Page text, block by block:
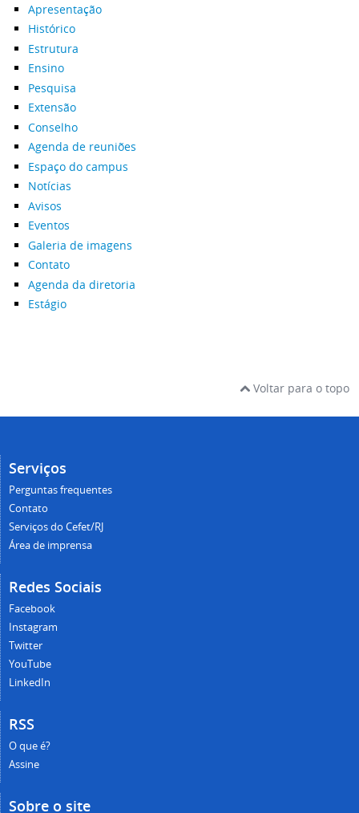
Apresentação
Histórico
Estrutura
Ensino
Pesquisa
Extensão
Conselho
Agenda de reuniões
Espaço do campus
Notícias
Avisos
Eventos
Galeria de imagens
Contato
Agenda da diretoria
Estágio
Voltar para o topo
Serviços
Perguntas frequentes
Contato
Serviços do Cefet/RJ
Área de imprensa
Redes Sociais
Facebook
Instagram
Twitter
YouTube
LinkedIn
RSS
O que é?
Assine
Sobre o site